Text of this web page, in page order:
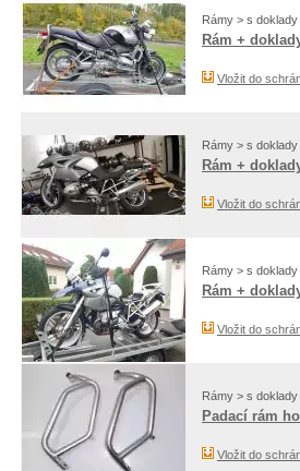
Rámy > s doklady
Rám +
Vložit do
Rámy > s doklady
Rám +
Vložit do
Rámy > s doklady
Rám +
Vložit do
Rámy > s doklady
Padací rám
Vložit do